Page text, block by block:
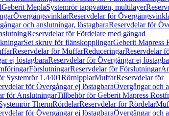
Geberit MeplaSystemrör tappvatten, multilayer
ÖvergångsvinklarReservdelar för
och anslutningar, löstagbaraReservdelar för
Reservdelar för Fördelare med gängad
Set skruv för flänskopplingarGeberit Mapress
Reservdelar för MuffarReduceringarReservdelar
ej löstagbaraReservdelar för Övergångar ej
FörslutningarReservdelar för Förslutningar
Systemrör 1.4401RörnipplarMuffarReservdelar för
för Övergångar ej löstagbaraÖvergångar och
för AnslutningarTillbehör för Geberit Mapress
ThermRördelarReservdelar för Rördelar
för Övergångar ej löstagbaraÖvergångar och